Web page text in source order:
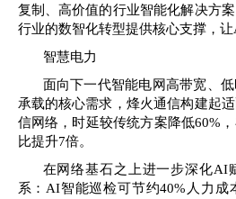
复制、高价值的行业智能化解决方
行业的数智化转型提供核心支撑，让
智慧电力
面向下一代智能电网高带宽、
承载的核心需求，烽火通信构建起
信网络，时延较传统方案降低60%
比提升7倍。
在网络基石之上进一步深化AI
系：AI智能巡检可节约40%人力成